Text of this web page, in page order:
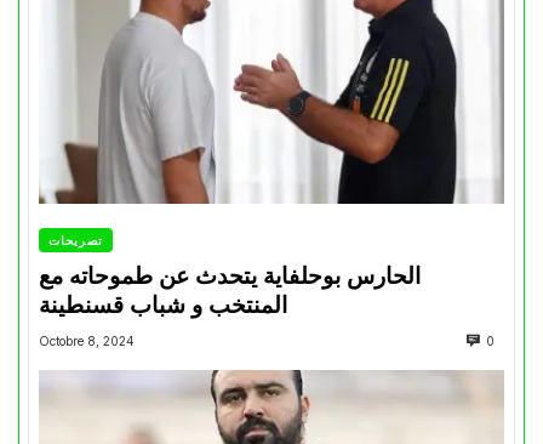
تصريحات
الحارس بوحلفاية يتحدث عن طموحاته مع
المنتخب و شباب قسنطينة
Octobre 8, 2024 0